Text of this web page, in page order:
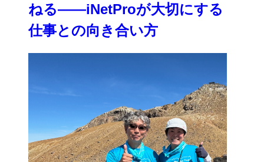
ねる――iNetProが大切にする
仕事との向き合い方